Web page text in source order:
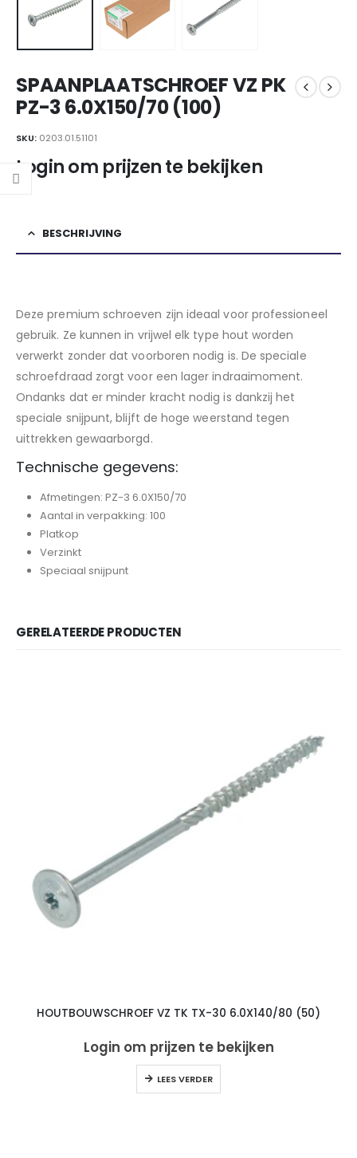
SPAANPLAATSCHROEF VZ PK
PZ-3 6.0X150/70 (100)
SKU: 0203.01.51101
Login om prijzen te bekijken
BESCHRIJVING
Deze premium schroeven zijn ideaal voor professioneel
gebruik. Ze kunnen in vrijwel elk type hout worden
verwerkt zonder dat voorboren nodig is. De speciale
schroefdraad zorgt voor een lager indraaimoment.
Ondanks dat er minder kracht nodig is dankzij het
speciale snijpunt, blijft de hoge weerstand tegen
uittrekken gewaarborgd.
Technische gegevens:
Afmetingen: PZ-3 6.0X150/70
Aantal in verpakking: 100
Platkop
Verzinkt
Speciaal snijpunt
GERELATEERDE PRODUCTEN
HOUTBOUWSCHROEF VZ TK TX-30 6.0X140/80 (50)
Login om prijzen te bekijken
LEES VERDER